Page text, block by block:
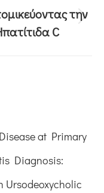
την
C
at Primary
Diagnosis:
Ursodeoxycholic